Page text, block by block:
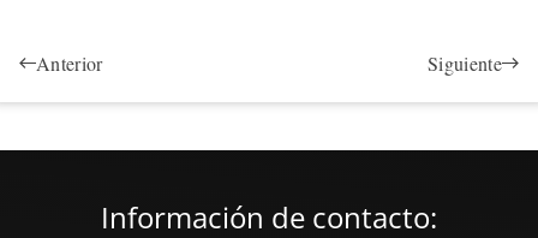
Anterior Siguiente
Información de contacto: